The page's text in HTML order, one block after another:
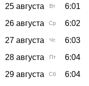
25 августа
Вт 6:01
26 августа
Ср 6:02
27 августа
Чт 6:03
28 августа
Пт 6:04
29 августа
Сб 6:04